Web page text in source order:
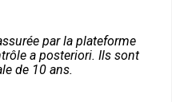
par la plateforme
a posteriori. Ils sont
de 10 ans.